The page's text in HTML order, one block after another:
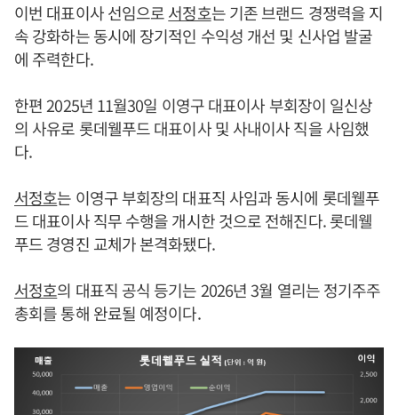
이번 대표이사 선임으로서정호는 기존 브랜드 경쟁력을 지
속 강화하는 동시에 장기적인 수익성 개선 및 신사업 발굴
에 주력한다.
한편 2025년 11월30일 이영구 대표이사 부회장이 일신상
의 사유로 롯데웰푸드 대표이사 및 사내이사 직을 사임했
다.
서정호는 이영구 부회장의 대표직 사임과 동시에 롯데웰푸
드 대표이사 직무 수행을 개시한 것으로 전해진다. 롯데웰
푸드 경영진 교체가 본격화됐다.
서정호의 대표직 공식 등기는 2026년 3월 열리는 정기주주
총회를 통해 완료될 예정이다.